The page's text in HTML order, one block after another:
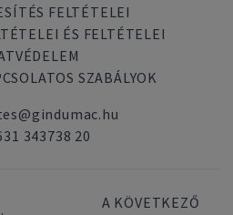
FELTÉTELEI
ÉS FELTÉTELEI
SZABÁLYOK
343738 20
A KÖVETKEZŐ